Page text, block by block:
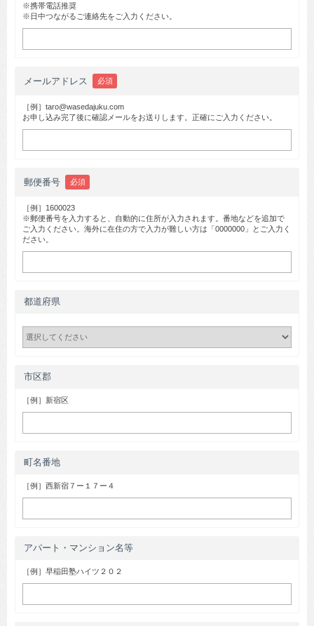
※携帯電話推奨
※日中つながるご連絡先をご入力ください。
メールアドレス 必須
［例］taro@wasedajuku.com
お申し込み完了後に確認メールをお送りします。正確にご入力ください。
郵便番号 必須
［例］1600023
※郵便番号を入力すると、自動的に住所が入力されます。番地などを追加で
ご入力ください。海外に在住の方で入力が難しい方は「0000000」とご入力く
ださい。
都道府県
市区郡
［例］新宿区
町名番地
［例］西新宿７ー１７ー４
アパート・マンション名等
［例］早稲田塾ハイツ２０２